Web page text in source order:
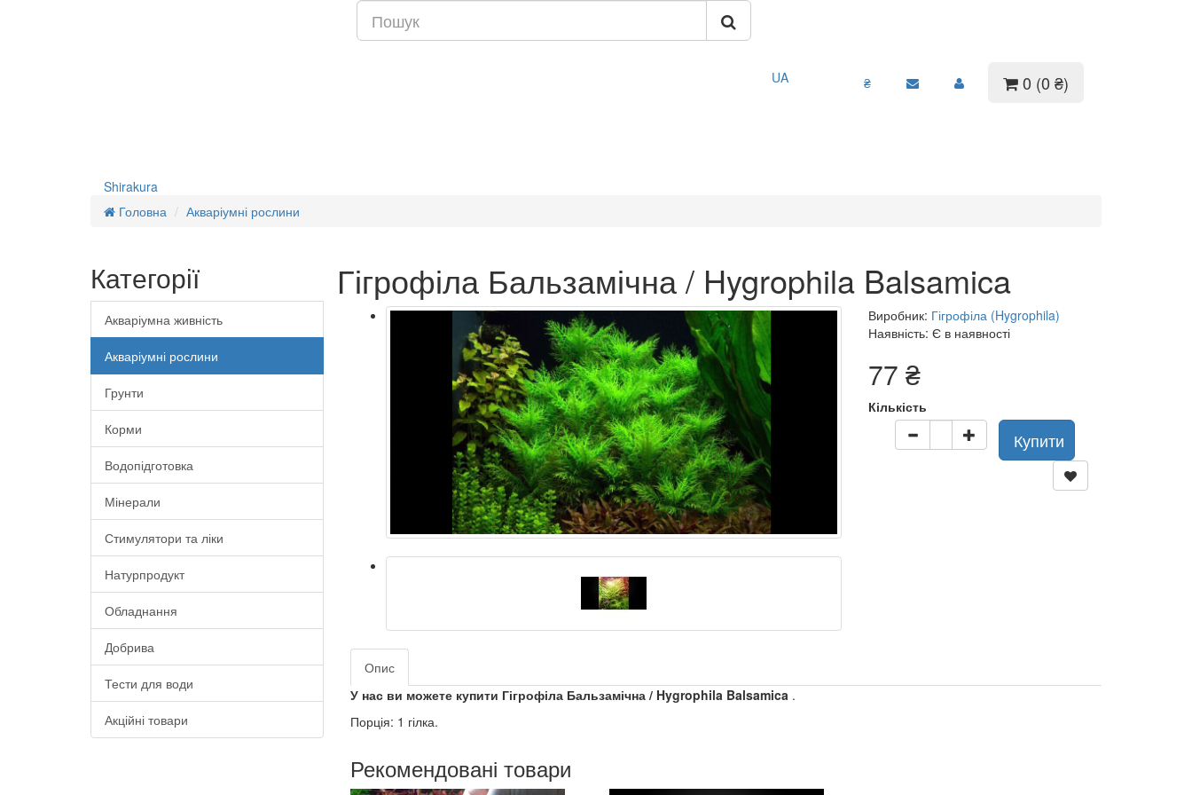
Shirakura
UA ₴ 0 (0 ₴)
Головна Акваріумні рослини
Категорії
Акваріумна живність
Акваріумні рослини
Грунти
Корми
Водопідготовка
Мінерали
Стимулятори та ліки
Натурпродукт
Обладнання
Добрива
Тести для води
Акційні товари
Гігрофіла Бальзамічна / Hygrophila Balsamica
Виробник: Гігрофіла (Hygrophila)
Наявність: Є в наявності
77 ₴
Кількість
Купити
Опис
У нас ви можете купити Гігрофіла Бальзамічна / Hygrophila Balsamica.
Порція: 1 гілка.
Рекомендовані товари
Шановні клієнти, зверніть, будь ласка, увагу!
Якщо ваше замовлення містить рослини, будь ласка,не оплачуйте його до підтвердження наявності
Наш менеджер зв'яжеться з вами після перевірки.
У магазині представлені рослини як нашого асортименту, так і наших партнерів, тому деякі позиції можуть бути тимчасово відсутні.